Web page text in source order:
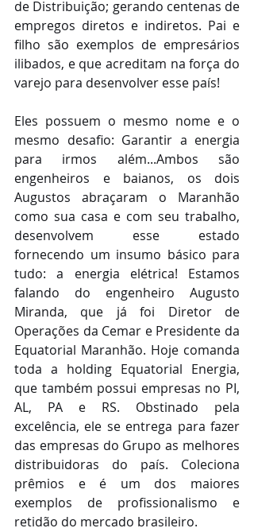
de Distribuição; gerando centenas de
empregos diretos e indiretos. Pai e
filho são exemplos de empresários
ilibados, e que acreditam na força do
varejo para desenvolver esse país!
Eles possuem o mesmo nome e o
mesmo desafio: Garantir a energia
para irmos além...Ambos são
engenheiros e baianos, os dois
Augustos abraçaram o Maranhão
como sua casa e com seu trabalho,
desenvolvem esse estado
fornecendo um insumo básico para
tudo: a energia elétrica! Estamos
falando do engenheiro Augusto
Miranda, que já foi Diretor de
Operações da Cemar e Presidente da
Equatorial Maranhão. Hoje comanda
toda a holding Equatorial Energia,
que também possui empresas no PI,
AL, PA e RS. Obstinado pela
excelência, ele se entrega para fazer
das empresas do Grupo as melhores
distribuidoras do país. Coleciona
prêmios e é um dos maiores
exemplos de profissionalismo e
retidão do mercado brasileiro.